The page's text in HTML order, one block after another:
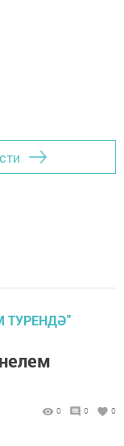
ТУРЕНДӘ"
0 0 0